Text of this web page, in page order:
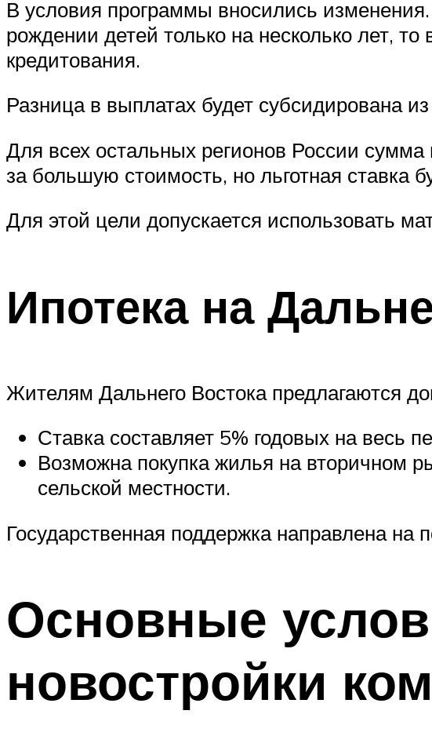
В условия программы вносились
рождении детей только на несколько лет,
кредитования.
Разница в выплатах будет субсидирована
Для всех остальных регионов России
за большую стоимость, но льготная ставка
Для этой цели допускается использовать
Ипотека на
Жителям Дальнего Востока предлагаются
Ставка составляет 5% годовых на весь
Возможна покупка жилья на вторичном
сельской местности.
Государственная поддержка направлена
Основные
новостройки